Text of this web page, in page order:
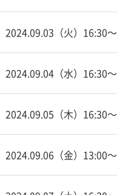
2024.09.03（火）16:30〜
2024.09.04（水）16:30〜
2024.09.05（木）16:30〜
2024.09.06（金）13:00〜